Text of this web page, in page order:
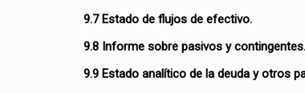
9.7 Estado de flujos de efectivo.
9.8 Informe sobre pasivos y contingentes.
9.9 Estado analítico de la deuda y otros